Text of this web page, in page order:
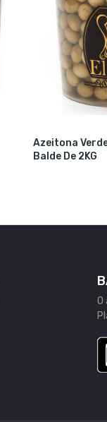
Azeitona
Balde De 2KG
O